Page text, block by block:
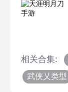
相关合集:
武侠乂类型